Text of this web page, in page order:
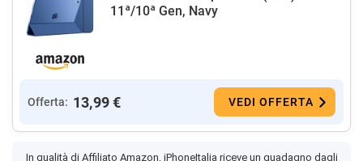
11ª/10ª Gen, Navy
Offerta: 13,99 € VEDI OFFERTA
In qualità di Affiliato Amazon, iPhoneItalia riceve un guadagno dagli